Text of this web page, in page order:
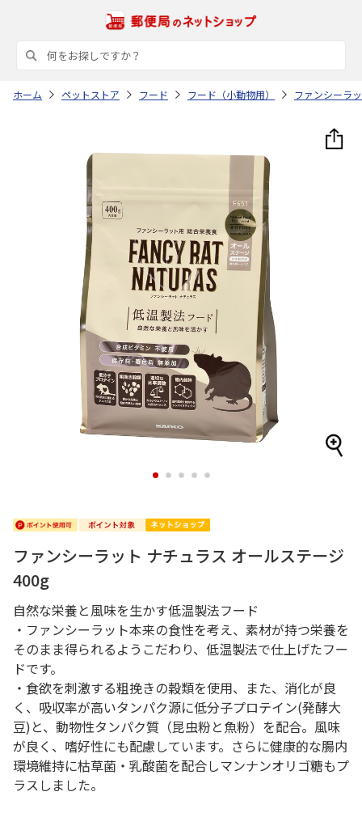
ホーム ペットストア フード フード（小動物用） ファンシーラ
1 2 3 4 5
ファンシーラット ナチュラス オールステージ
400g
自然な栄養と風味を生かす低温製法フード
・ファンシーラット本来の食性を考え、素材が持つ栄養を
そのまま得られるようこだわり、低温製法で仕上げたフー
ドです。
・食欲を刺激する粗挽きの穀類を使用、また、消化が良
く、吸収率が高いタンパク源に低分子プロテイン(発酵大
豆)と、動物性タンパク質（昆虫粉と魚粉）を配合。風味
が良く、嗜好性にも配慮しています。さらに健康的な腸内
環境維持に枯草菌・乳酸菌を配合しマンナンオリゴ糖もプ
ラスしました。